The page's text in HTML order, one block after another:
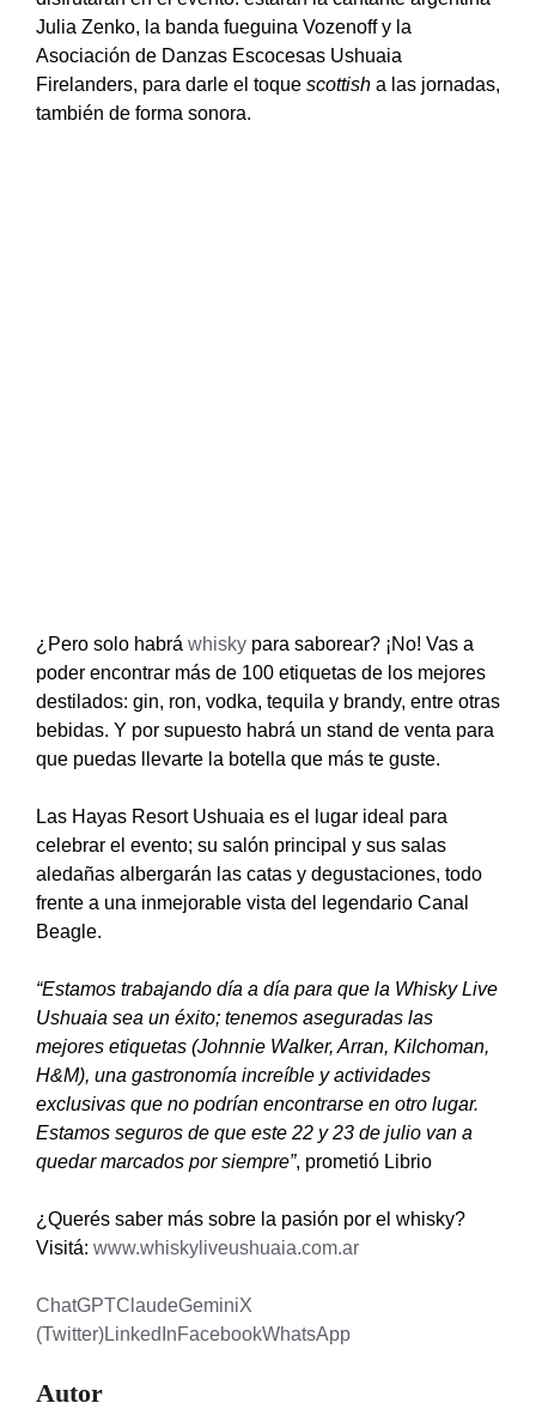
Julia Zenko, la banda fueguina Vozenoff y la
Asociación de Danzas Escocesas Ushuaia
Firelanders, para darle el toque scottish a las jornadas,
también de forma sonora.
¿Pero solo habrá whisky para saborear? ¡No! Vas a
poder encontrar más de 100 etiquetas de los mejores
destilados: gin, ron, vodka, tequila y brandy, entre otras
bebidas. Y por supuesto habrá un stand de venta para
que puedas llevarte la botella que más te guste.
Las Hayas Resort Ushuaia es el lugar ideal para
celebrar el evento; su salón principal y sus salas
aledañas albergarán las catas y degustaciones, todo
frente a una inmejorable vista del legendario Canal
Beagle.
“Estamos trabajando día a día para que la Whisky Live
Ushuaia sea un éxito; tenemos aseguradas las
mejores etiquetas (Johnnie Walker, Arran, Kilchoman,
H&M), una gastronomía increíble y actividades
exclusivas que no podrían encontrarse en otro lugar.
Estamos seguros de que este 22 y 23 de julio van a
quedar marcados por siempre”, prometió Librio
¿Querés saber más sobre la pasión por el whisky?
Visitá: www.whiskyliveushuaia.com.ar
ChatGPTClaudeGeminiX
(Twitter)LinkedInFacebookWhatsApp
Autor